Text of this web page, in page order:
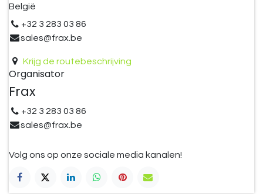
België
+32 3 283 03 86
sales@frax.be
Krijg de routebeschrijving
Organisator
Frax
+32 3 283 03 86
sales@frax.be
Volg ons op onze sociale media kanalen!